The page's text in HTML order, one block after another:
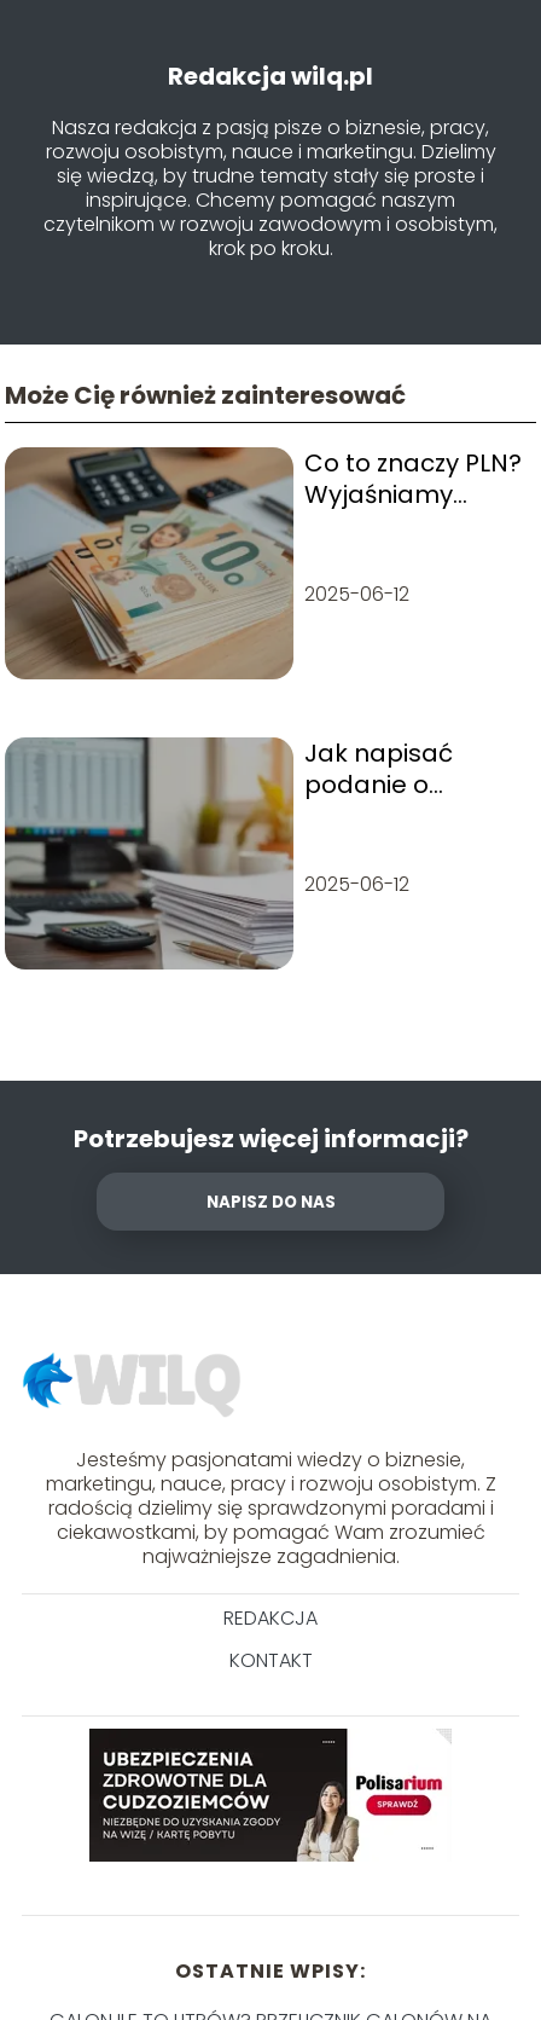
Redakcja wilq.pl
Nasza redakcja z pasją pisze o biznesie, pracy,
rozwoju osobistym, nauce i marketingu. Dzielimy
się wiedzą, by trudne tematy stały się proste i
inspirujące. Chcemy pomagać naszym
czytelnikom w rozwoju zawodowym i osobistym,
krok po kroku.
Może Cię również zainteresować
Co to znaczy PLN?
Wyjaśniamy
2025-06-12
Jak napisać
podanie o
wskazówki i wzory
2025-06-12
Potrzebujesz więcej informacji?
NAPISZ DO NAS
Jesteśmy pasjonatami wiedzy o biznesie,
marketingu, nauce, pracy i rozwoju osobistym. Z
radością dzielimy się sprawdzonymi poradami i
ciekawostkami, by pomagać Wam zrozumieć
najważniejsze zagadnienia.
REDAKCJA
KONTAKT
OSTATNIE WPISY: